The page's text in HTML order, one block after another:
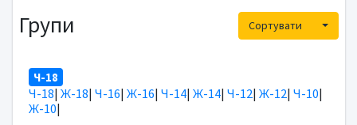
Групи Сортувати
Ч-18
Ч-18| Ж-18| Ч-16| Ж-16| Ч-14| Ж-14| Ч-12| Ж-12| Ч-10|
Ж-10|